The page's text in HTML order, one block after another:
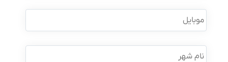
موبایل *
نام
شهر